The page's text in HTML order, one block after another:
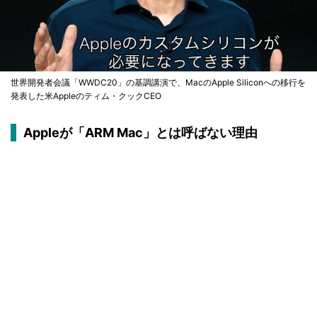
世界開発者会議「WWDC20」の基調講演で、MacのApple Siliconへの移行を
発表した米Appleのティム・クックCEO
Appleが「ARM Mac」とは呼ばない理由